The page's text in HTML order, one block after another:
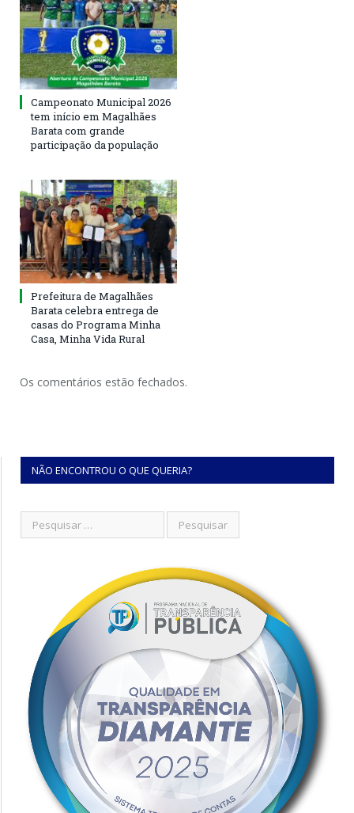
Campeonato Municipal 2026
tem início em Magalhães
Barata com grande
participação da população
Prefeitura de Magalhães
Barata celebra entrega de
casas do Programa Minha
Casa, Minha Vida Rural
Os comentários estão fechados.
NÃO ENCONTROU O QUE QUERIA?